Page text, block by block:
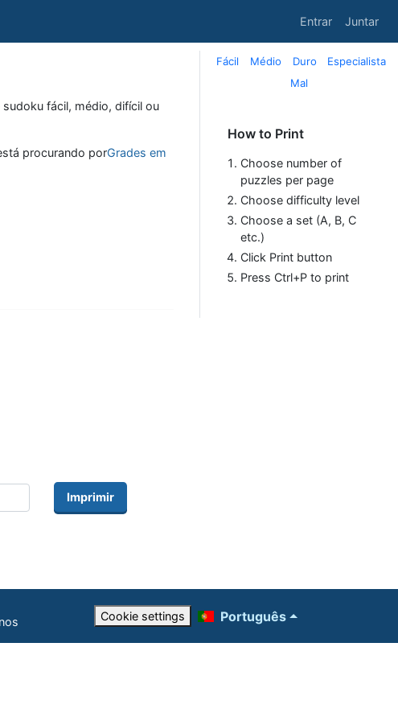
Entrar Juntar
fácil, médio, difícil ou
procurando porGrades em
Imprimir
Fácil Médio Duro
Especialista
Mal
How to Print
Choose number of
puzzles per page
Choose difficulty level
Choose a set (A, B, C
etc.)
Click Print button
Press Ctrl+P to print
Cookie settings Português